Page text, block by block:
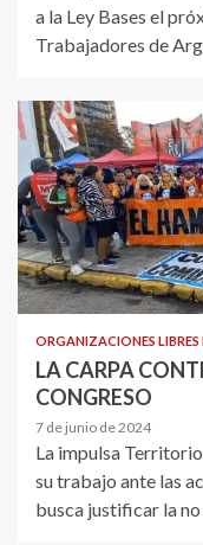
a la Ley Bases el
Trabajadores de
ORGANIZACIONES LIBRES
LA CARPA
CONGRESO
7 de junio de 2024
La impulsa
su trabajo ante las
busca justificar la no